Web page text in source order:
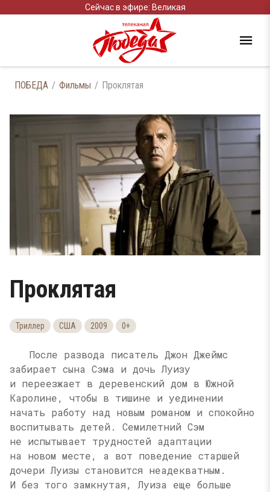
Сейчас в эфире: Великая
ПОБЕДА Фильмы Проклятая
Проклятая
Триллер США 2009 0+
После развода писатель Джон Джеймс
забирает сына Сэма и дочь Луизу
и переезжает в деревенский дом в Южной
Каролине, чтобы в тишине и уединении
начать работу над новым романом и спокойно
воспитывать детей. Семилетний Сэм
не испытывает трудностей адаптации
на новом месте, а вот поведение старшей
дочери Луизы становится неадекватным.
И без того замкнутая, Луиза еще больше